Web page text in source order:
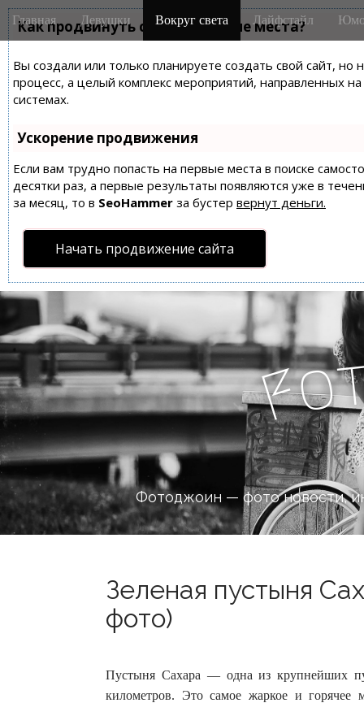
Как продвинуть сайт на первые места?
Вы создали или только планируете создать свой сайт,
процесс, а целый комплекс мероприятий, направленных
системах.
Ускорение продвижения
Если вам трудно попасть на первые места в поиске
десятки раз, а первые результаты появляются уже в
за месяц, то в SeoHammer за бустер вернут деньги.
Начать продвижение сайта
M
a
n
m
e
n
u
i
Главная Девушки Вокруг света Лайфстайл
Fo
Фотоджоин — фото новости,
Зеленая пустыня
фото)
Пустыня Сахара — одна из крупнейших
километров. Это самое жаркое и горячее